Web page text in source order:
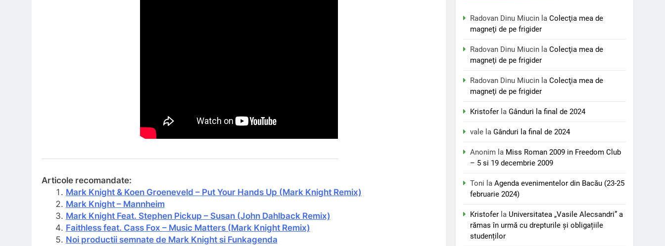
Articole recomandate:
Mark Knight & Koen Groeneveld – Put Your Hands Up (Mark Knight Remix)
Mark Knight – Mannheim
Mark Knight Feat. Stephen Pickup – Susan (John Dahlback Remix)
Faithless feat. Cass Fox – Music Matters (Mark Knight Remix)
Noi productii semnate de Mark Knight si Funkagenda
Radovan Dinu Miucin laColecţia mea de
magneţi de pe frigider
Radovan Dinu Miucin laColecţia mea de
magneţi de pe frigider
Radovan Dinu Miucin laColecţia mea de
magneţi de pe frigider
Kristofer laGânduri la final de 2024
vale laGânduri la final de 2024
Anonim la Miss Roman 2009 in Freedom Club
– 5 si 19 decembrie 2009
Toni laAgenda evenimentelor din Bacău (23-25
februarie 2024)
Kristofer la Universitatea „Vasile Alecsandri” a
rămas în urmă cu drepturile și obligațiile
studenților